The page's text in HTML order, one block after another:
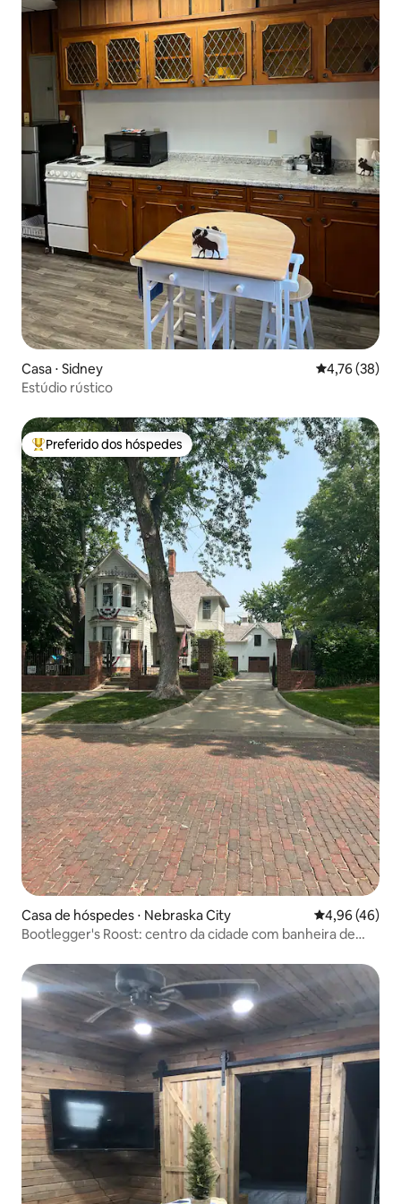
Casa ⋅ Sidney 4,76 de uma
4,76 (38)
Estúdio rústico
Entre os melhores preferidos dos hóspedes
Preferido dos hóspedes
Casa de hóspedes ⋅ Nebraska City 4,96 de uma
4,96 (46)
Bootlegger's Roost: centro da cidade com banheira de